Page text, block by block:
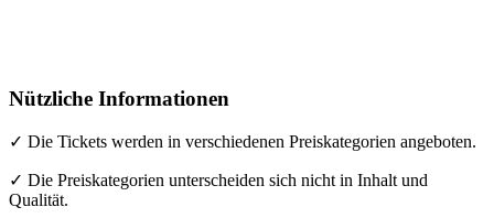
Nützliche Informationen
✓ Die Tickets werden in verschiedenen Preiskategorien angeboten.
✓ Die Preiskategorien unterscheiden sich nicht in Inhalt und
Qualität.